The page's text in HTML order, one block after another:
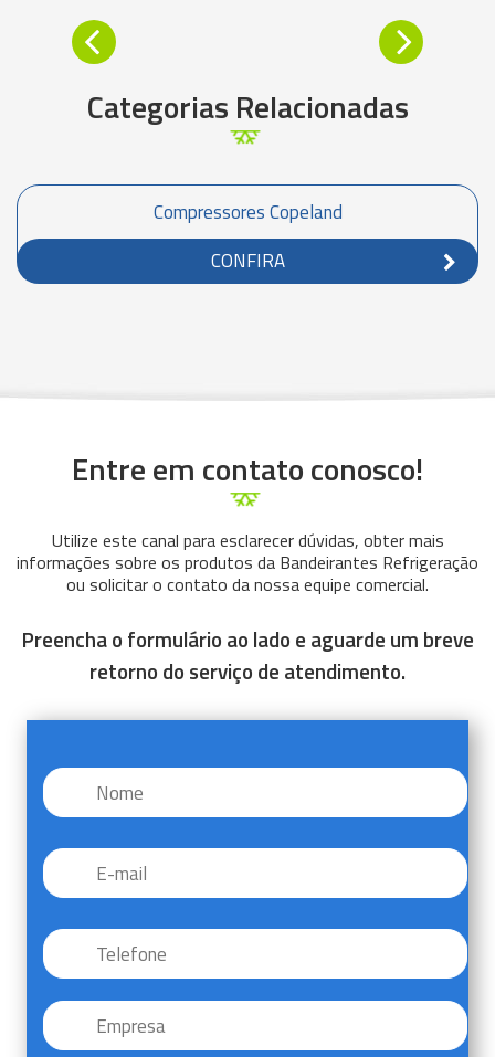
Categorias Relacionadas
Compressores Copeland
CONFIRA
Entre em contato conosco!
Utilize este canal para esclarecer dúvidas, obter mais
informações sobre os produtos da Bandeirantes Refrigeração
ou solicitar o contato da nossa equipe comercial.
Preencha o formulário ao lado e aguarde um breve
retorno do serviço de atendimento.
Nome *
E-
mail
Telefone *
Empresa